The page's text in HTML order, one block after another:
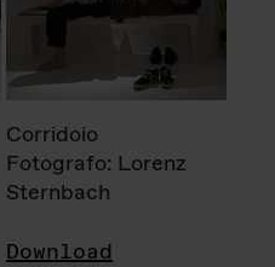
Corridoio
Fotografo: Lorenz
Sternbach
Download